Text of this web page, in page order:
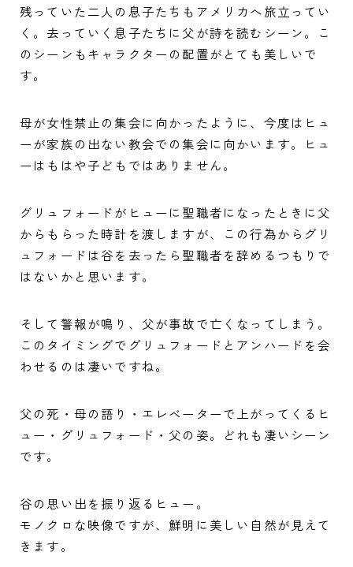
残っていた二人の息子たちもアメリカへ旅立ってい
く。去っていく息子たちに父が詩を読むシーン。こ
のシーンもキャラクターの配置がとても美しいで
す。
母が女性禁止の集会に向かったように、今度はヒュ
ーが家族の出ない教会での集会に向かいます。ヒュ
ーはもはや子どもではありません。
グリュフォードがヒューに聖職者になったときに父
からもらった時計を渡しますが、この行為からグリ
ュフォードは谷を去ったら聖職者を辞めるつもりで
はないかと思います。
そして警報が鳴り、父が事故で亡くなってしまう。
このタイミングでグリュフォードとアンハードを会
わせるのは凄いですね。
父の死・母の語り・エレベーターで上がってくるヒ
ュー・グリュフォード・父の姿。どれも凄いシーン
です。
谷の思い出を振り返るヒュー。
モノクロな映像ですが、鮮明に美しい自然が見えて
きます。